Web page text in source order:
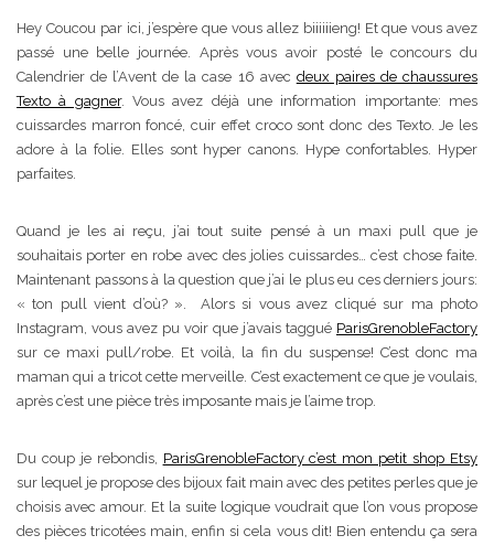
Hey Coucou par ici, j’espère que vous allez biiiiiieng! Et que vous avez
passé une belle journée. Après vous avoir posté le concours du
Calendrier de l’Avent de la case 16 avec deux paires de chaussures
Texto à gagner. Vous avez déjà une information importante: mes
cuissardes marron foncé, cuir effet croco sont donc des Texto. Je les
adore à la folie. Elles sont hyper canons. Hype confortables. Hyper
parfaites.
Quand je les ai reçu, j’ai tout suite pensé à un maxi pull que je
souhaitais porter en robe avec des jolies cuissardes… c’est chose faite.
Maintenant passons à la question que j’ai le plus eu ces derniers jours:
« ton pull vient d’où? ». Alors si vous avez cliqué sur ma photo
Instagram, vous avez pu voir que j’avais taggué ParisGrenobleFactory
sur ce maxi pull/robe. Et voilà, la fin du suspense! C’est donc ma
maman qui a tricot cette merveille. C’est exactement ce que je voulais,
après c’est une pièce très imposante mais je l’aime trop.
Du coup je rebondis, ParisGrenobleFactory c’est mon petit shop Etsy
sur lequel je propose des bijoux fait main avec des petites perles que je
choisis avec amour. Et la suite logique voudrait que l’on vous propose
des pièces tricotées main, enfin si cela vous dit! Bien entendu ça sera